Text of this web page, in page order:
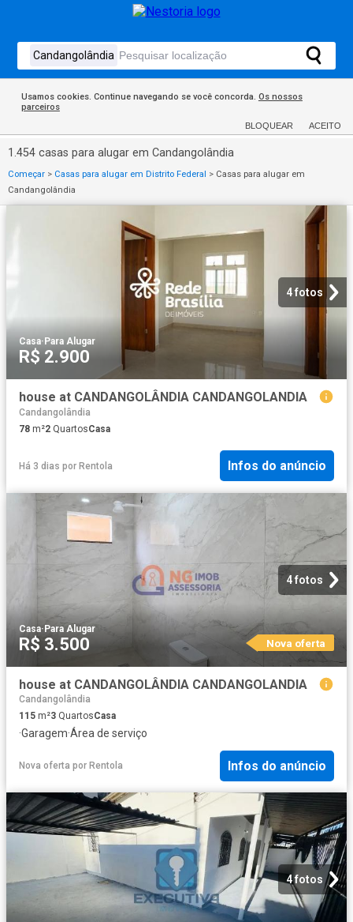
Usamos cookies. Continue navegando se você concorda. Os nossos
parceiros
BLOQUEAR ACEITO
1.454 casas para alugar em Candangolândia
Começar > Casas para alugar em Distrito Federal > Casas para alugar em
Candangolândia
4 fotos
Casa· Para Alugar
R$ 2.900
house at CANDANGOLÂNDIA CANDANGOLANDIA
Candangolândia
78 m²2 QuartosCasa
Há 3 dias por Rentola Infos do anúncio
4 fotos
Casa·Para Alugar
R$ 3.500 Nova oferta
house at CANDANGOLÂNDIA CANDANGOLANDIA
Candangolândia
115 m²3 QuartosCasa
·Garagem·Área de serviço
Nova oferta por Rentola Infos do anúncio
4 fotos